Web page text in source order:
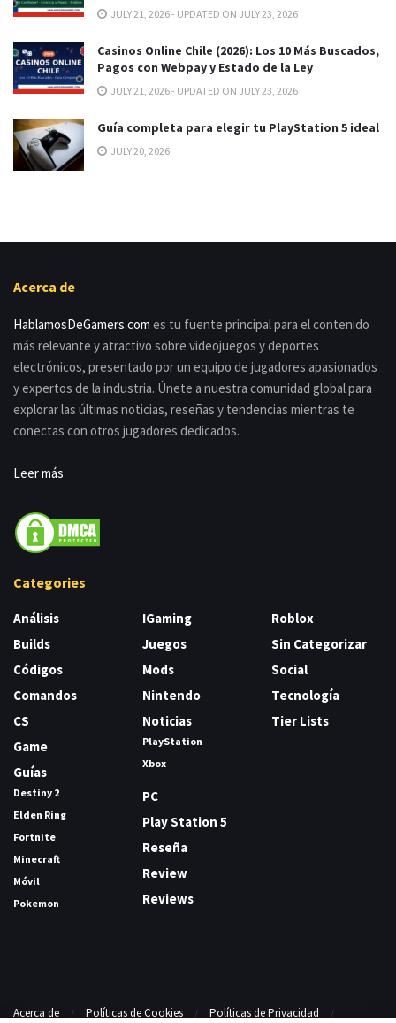
JULY 21, 2026 - UPDATED ON JULY 23, 2026
Casinos Online Chile (2026): Los 10 Más Buscados,
Pagos con Webpay y Estado de la Ley
JULY 21, 2026 - UPDATED ON JULY 23, 2026
Guía completa para elegir tu PlayStation 5 ideal
JULY 20, 2026
Acerca de
HablamosDeGamers.com es tu fuente principal para el contenido
más relevante y atractivo sobre videojuegos y deportes
electrónicos, presentado por un equipo de jugadores apasionados
y expertos de la industria. Únete a nuestra comunidad global para
explorar las últimas noticias, reseñas y tendencias mientras te
conectas con otros jugadores dedicados.
Leer más
Categories
Análisis
Builds
Códigos
Comandos
CS
Game
Guías
Destiny 2
Elden Ring
Fortnite
Minecraft
Móvil
Pokemon
IGaming
Juegos
Mods
Nintendo
Noticias
PlayStation
Xbox
PC
Play Station 5
Reseña
Review
Reviews
Roblox
Sin Categorizar
Social
Tecnología
Tier Lists
Acerca de Políticas de Cookies Políticas de Privacidad